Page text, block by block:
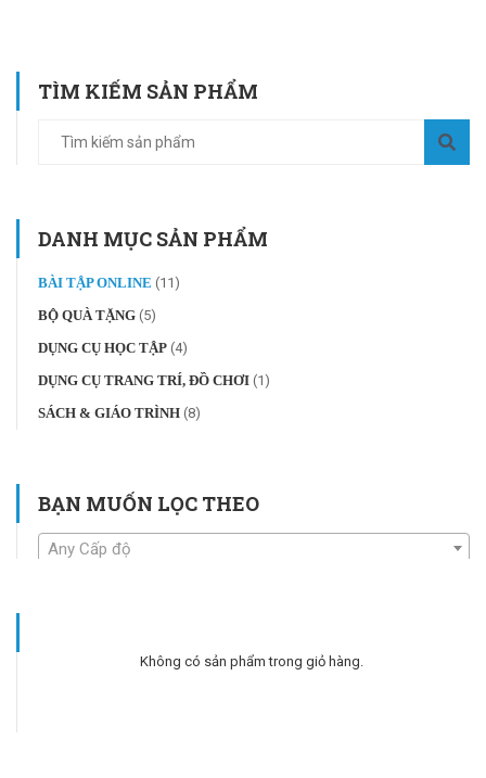
TÌM KIẾM SẢN PHẨM
DANH MỤC SẢN PHẨM
BÀI TẬP ONLINE (11)
BỘ QUÀ TẶNG (5)
DỤNG CỤ HỌC TẬP (4)
DỤNG CỤ TRANG TRÍ, ĐỒ CHƠI (1)
SÁCH & GIÁO TRÌNH (8)
BẠN MUỐN LỌC THEO
Any Cấp độ
Không có sản phẩm trong giỏ hàng.